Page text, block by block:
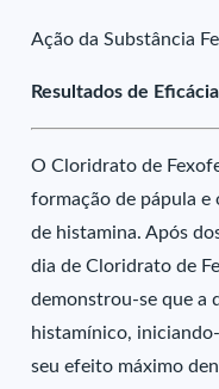
Ação da Substância
Resultados de Eficácia
O Cloridrato de
formação de pápula
de histamina. Após
dia de Cloridrato de
demonstrou-se que a
histamínico,
seu efeito máximo